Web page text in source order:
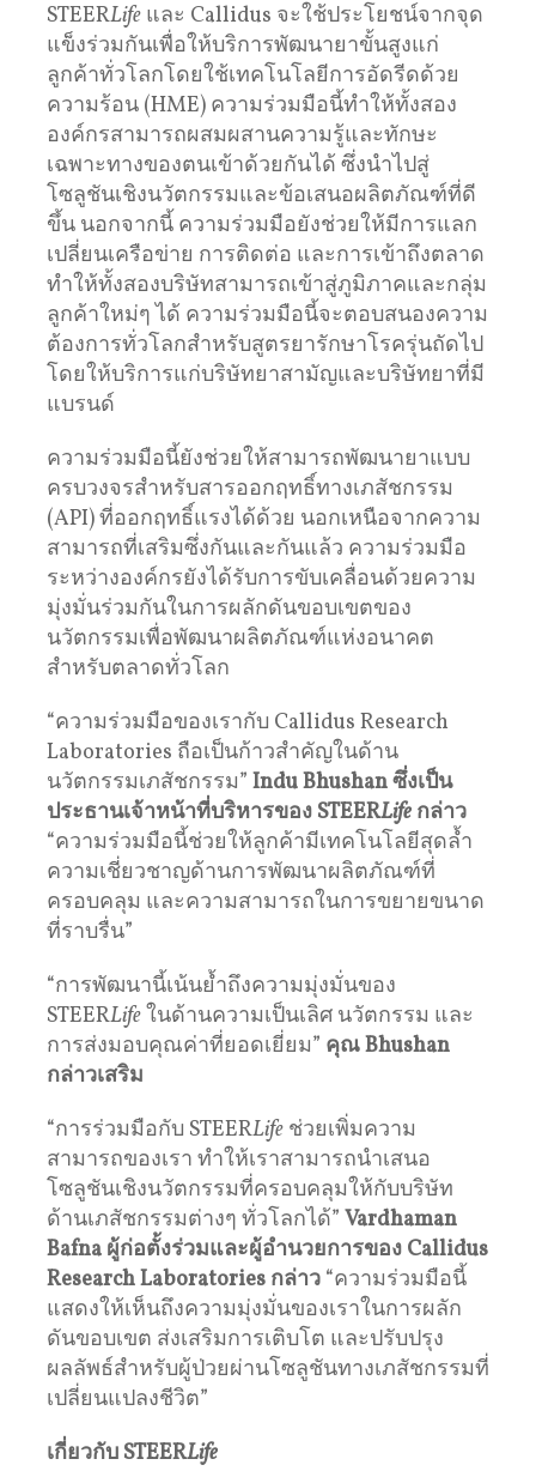
STEERLife และ Callidus จะใช้ประโยชน์จากจุด
แข็งร่วมกันเพื่อให้บริการพัฒนายาขั้นสูงแก่
ลูกค้าทั่วโลกโดยใช้เทคโนโลยีการอัดรีดด้วย
ความร้อน (HME) ความร่วมมือนี้ทำให้ทั้งสอง
องค์กรสามารถผสมผสานความรู้และทักษะ
เฉพาะทางของตนเข้าด้วยกันได้ ซึ่งนำไปสู่
โซลูชันเชิงนวัตกรรมและข้อเสนอผลิตภัณฑ์ที่ดี
ขึ้น นอกจากนี้ ความร่วมมือยังช่วยให้มีการแลก
เปลี่ยนเครือข่าย การติดต่อ และการเข้าถึงตลาด
ทำให้ทั้งสองบริษัทสามารถเข้าสู่ภูมิภาคและกลุ่ม
ลูกค้าใหม่ๆ ได้ ความร่วมมือนี้จะตอบสนองความ
ต้องการทั่วโลกสำหรับสูตรยารักษาโรครุ่นถัดไป
โดยให้บริการแก่บริษัทยาสามัญและบริษัทยาที่มี
แบรนด์
ความร่วมมือนี้ยังช่วยให้สามารถพัฒนายาแบบ
ครบวงจรสำหรับสารออกฤทธิ์ทางเภสัชกรรม
(API) ที่ออกฤทธิ์แรงได้ด้วย นอกเหนือจากความ
สามารถที่เสริมซึ่งกันและกันแล้ว ความร่วมมือ
ระหว่างองค์กรยังได้รับการขับเคลื่อนด้วยความ
มุ่งมั่นร่วมกันในการผลักดันขอบเขตของ
นวัตกรรมเพื่อพัฒนาผลิตภัณฑ์แห่งอนาคต
สำหรับตลาดทั่วโลก
“ความร่วมมือของเรากับ Callidus Research
Laboratories ถือเป็นก้าวสำคัญในด้าน
นวัตกรรมเภสัชกรรม” Indu Bhushanซึ่งเป็น
ประธานเจ้าหน้าที่บริหารของ STEERLife กล่าว
“ความร่วมมือนี้ช่วยให้ลูกค้ามีเทคโนโลยีสุดล้ำ
ความเชี่ยวชาญด้านการพัฒนาผลิตภัณฑ์ที่
ครอบคลุม และความสามารถในการขยายขนาด
ที่ราบรื่น”
“การพัฒนานี้เน้นย้ำถึงความมุ่งมั่นของ
STEERLifeในด้านความเป็นเลิศ นวัตกรรม และ
การส่งมอบคุณค่าที่ยอดเยี่ยม” คุณ Bhushan
กล่าวเสริม
“การร่วมมือกับ STEERLife ช่วยเพิ่มความ
สามารถของเรา ทำให้เราสามารถนำเสนอ
โซลูชันเชิงนวัตกรรมที่ครอบคลุมให้กับบริษัท
ด้านเภสัชกรรมต่างๆ ทั่วโลกได้” Vardhaman
Bafna ผู้ก่อตั้งร่วมและผู้อำนวยการของ Callidus
Research Laboratories กล่าว “ความร่วมมือนี้
แสดงให้เห็นถึงความมุ่งมั่นของเราในการผลัก
ดันขอบเขต ส่งเสริมการเติบโต และปรับปรุง
ผลลัพธ์สำหรับผู้ป่วยผ่านโซลูชันทางเภสัชกรรมที่
เปลี่ยนแปลงชีวิต”
เกี่ยวกับ STEERLife